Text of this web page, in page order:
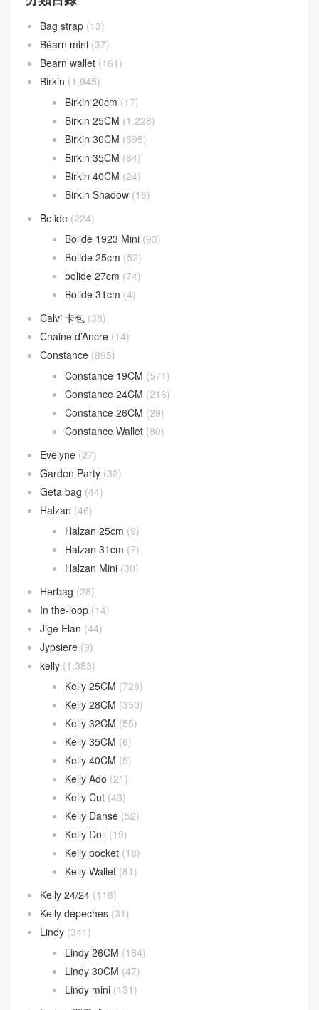
Bag strap (13)
Béarn mini (37)
Bearn wallet (161)
Birkin (1,945)
Birkin 20cm (17)
Birkin 25CM (1,228)
Birkin 30CM (595)
Birkin 35CM (84)
Birkin 40CM (24)
Birkin Shadow (16)
Bolide (224)
Bolide 1923 Mini (93)
Bolide 25cm (52)
bolide 27cm (74)
Bolide 31cm (4)
Calvi 卡包 (38)
Chaine d’Ancre (14)
Constance (895)
Constance 19CM (571)
Constance 24CM (216)
Constance 26CM (29)
Constance Wallet (80)
Evelyne (27)
Garden Party (32)
Geta bag (44)
Halzan (46)
Halzan 25cm (9)
Halzan 31cm (7)
Halzan Mini (30)
Herbag (28)
In the-loop (14)
Jige Elan (44)
Jypsiere (9)
kelly (1,383)
Kelly 25CM (728)
Kelly 28CM (350)
Kelly 32CM (55)
Kelly 35CM (6)
Kelly 40CM (5)
Kelly Ado (21)
Kelly Cut (43)
Kelly Danse (52)
Kelly Doll (19)
Kelly pocket (18)
Kelly Wallet (81)
Kelly 24/24 (118)
Kelly depeches (31)
Lindy (341)
Lindy 26CM (164)
Lindy 30CM (47)
Lindy mini (131)